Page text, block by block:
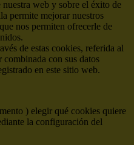
nuestra web y sobre el éxito de
permite mejorar nuestros
nos permiten ofrecerle de
de estas cookies, referida al
con sus datos
en este sitio web.
) elegir qué cookies quiere
la configuración del